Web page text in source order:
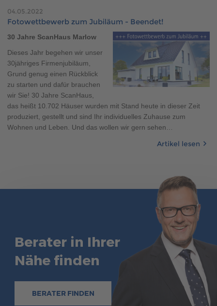
Brauchen Sie Hilfe?
038221 4000
MUSTERHAUS FINDEN
04.05.2022
Fotowettbewerb zum Jubiläum - Beendet!
30 Jahre ScanHaus Marlow
Dieses Jahr begehen wir unser
30jähriges Firmenjubiläum,
Grund genug einen Rückblick
zu starten und dafür brauchen
wir Sie! 30 Jahre ScanHaus,
das heißt 10.702 Häuser wurden mit Stand heute in dieser Zeit
produziert, gestellt und sind Ihr individuelles Zuhause zum
Wohnen und Leben. Und das wollen wir gern sehen…
Artikel lesen
Berater in Ihrer
Nähe finden
BERATER FINDEN